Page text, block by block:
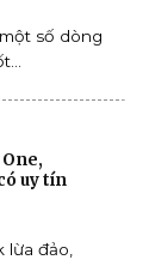
số dòng
uy tín
lừa đảo,